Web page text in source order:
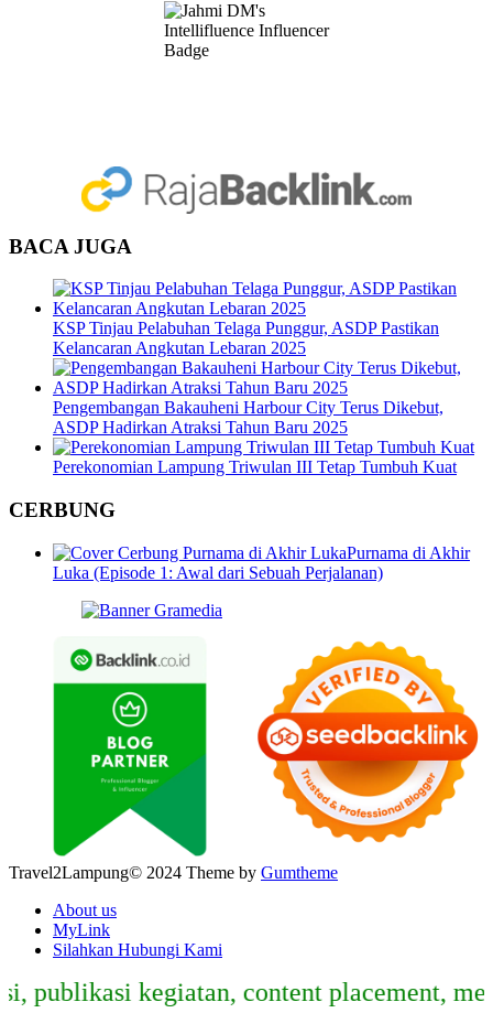
BACA JUGA
KSP Tinjau Pelabuhan Telaga Punggur, ASDP Pastikan
Kelancaran Angkutan Lebaran 2025
Pengembangan Bakauheni Harbour City Terus Dikebut,
ASDP Hadirkan Atraksi Tahun Baru 2025
Perekonomian Lampung Triwulan III Tetap Tumbuh Kuat
CERBUNG
Purnama di Akhir
Luka (Episode 1: Awal dari Sebuah Perjalanan)
Travel2Lampung© 2024 Theme by Gumtheme
About us
MyLink
Silahkan Hubungi Kami
kegiatan, content placement,